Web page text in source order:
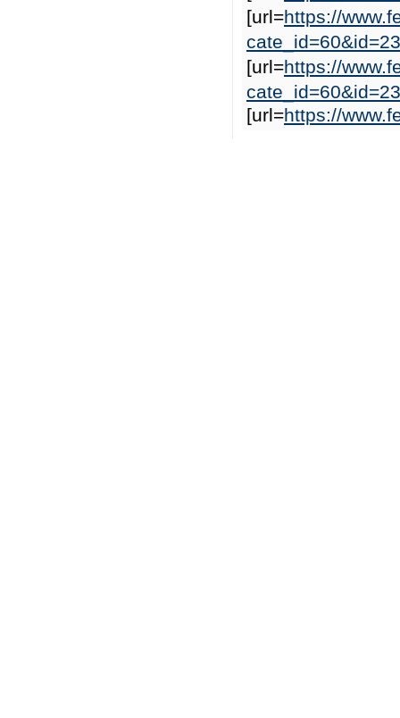
[url=https://
[url=https://
[url=https://